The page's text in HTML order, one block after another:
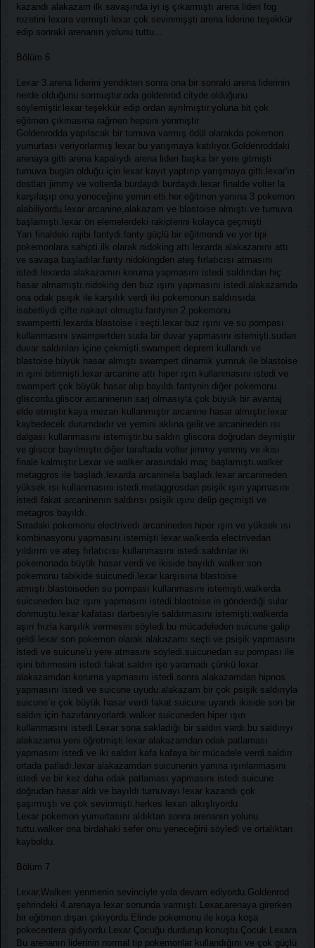
kazandı alakazam ilk savaşında iyi iş çıkarmıştı arena lideri fog
rozetini lexara vermişti lexar çok sevinmişşti arena liderine teşekkür
edip sonraki arenanın yolunu tuttu...
Bölüm 6
Lexar 3.arena liderini yendikten sonra ona bir sonraki arena liderinin
nerde olduğunu sormuştur.oda goldenrod cityde.olduğunu
söylemiştir.lexar teşekkür edip ordan ayrılmıştır.yoluna bit çok
eğitmen çıkmasına rağmen hepsini yenmiştir
Goldenrodda yapılacak bir turnuva varmış ödül olarakda pokemon
yumurtası veriyorlarmış lexar bu yarışmaya katılıyor.Goldenroddaki
arenaya gitti arena kapalıydı arena lideri başka bir yere gitmişti
turnuva bugün olduğu için lexar kayıt yaptırıp yarışmaya gitti.lexar'ın
dostları jimmy ve volterda burdaydı burdaydı.lexar finalde volter la
karşılaşıp onu yeneceğine yemin etti.her eğitmen yanına 3 pokemon
alabiliyordu.lexar arcanine,alakazam ve blastoise almıştı.ve turnuva
başlamıştı.lexar ön elemelerdeki rakiplerini kolayca geçmişti
Yarı finaldeki rajibi fantydi.fanty güçlü bir eğitmendi ve yer tipi
pokemonlara sahipti.ilk olarak nidoking attı.lexarda alakazanını attı
ve savaşa başladılar.fanty nidokingden ateş fırlatıcısı atmasını
istedi.lexarda alakazamın koruma yapmasını istedi saldırıdan hiç
hasar almamıştı.nidoking den buz ışını yapmasını istedi.alakazamda
ona odak psişik ile karşılık verdi iki pokemonun saldırısıda
isabetliydi.çifte nakavt olmuştu.fantynin 2.pokemonu
swampertti.lexarda blastoise i seçti.lexar buz ışını ve su pompası
kullanmasını swampertden suda bir duvar yapmasını istemişti.sudan
duvar saldırıları içine çekmişti.swampert deprem kullandı ve
blastoise büyük hasar almıştı swampert dinamik yumruk ile blastoise
in işini bitirmişti.lexar arcanine attı hiper ışın kullanmasını istedi ve
swampert çok büyük hasar alıp bayıldı.fantynin diğer pokemonu
gliscordu.gliscor arcaninenın sarj olmasıyla çok büyük bir avantaj
elde etmiştir.kaya mezarı kullanmıştır arcanine hasar almıştır.lexar
kaybedecek durumdadır ve yemini aklına gelir.ve arcanineden ısı
dalgası kullanmasını istemiştir.bu saldırı gliscora doğrudan deymiştir
ve gliscor bayılmıştır.diğer taraftada volter jimmy yenmiş ve ikisi
finale kalmıştır.Lexar ve walker arasındaki maç başlamıştı.walker
metaggros ile başladı.lexarda arcaninela başladı.lexar arcanineden
yüksek ısı kullanmasını istedi.metaggrosdan psişik ışın yapmasını
istedi.fakat arcaninenın saldırısı psişik ışını delip geçmişti ve
metagros bayıldı.
Sıradaki pokemonu electrivedı.arcanineden hiper ışın ve yüksek ısı
kombinasyonu yapmasını istemişti lexar.walkerda electrivedan
yıldırım ve ateş fırlatıcısı kullanmasını istedi.saldırılar iki
pokemonada büyük hasar verdi ve ikiside bayıldı.walker son
pokemonu tabikide suicunedi.lexar karşısına blastoise
atmıştı.blastoiseden su pompası kullanmasını istemişti.walkerda
suicuneden buz ışını yapmasını istedi.blastoise in gönderdiği sular
donmuştu.lexar kafatası darbesiyle saldırmasını istemişti.walkerda
aşırı hızla karşılık vermesini söyledi.bu mücadeleden suicune galip
geldi.lexar son pokemon olarak alakazamı seçti ve psişik yapmasını
istedi ve suicune'u yere atmasını söyledi.suicunedan su pompası ile
işini bitirmesini istedi.fakat saldırı işe yaramadı çünkü lexar
alakazamdan koruma yapmasını istedi.sonra alakazamdan hipnos
yapmasını istedi ve suicune uyudu.alakazam bir çok psişik saldırıyla
suicune`e çok büyük hasar verdi fakat suicune uyandı.ikiside son bir
saldırı için hazırlanıyorlardı.walker suicuneden hiper ışın
kullanmasını istedi.Lexar sona sakladığı bir saldırı vardı.bu saldırıyı
alakazama yeni öğretmişti.lexar alakazamdan odak patlaması
yapmasını istedi ve iki saldırı kafa kafaya bir mücadele verdi.saldırı
ortada patladı.lexar alakazamdan suicunenin yanına ışınlanmasını
istedi ve bir kez daha odak patlaması yapmasını istedi suicune
doğrudan hasar aldı ve bayıldı turnuvayı lexar kazandı çok
şaşırmıştı ve çok sevinmişti.herkes lexarı alkışlıyordu
Lexar pokemon yumurtasını aldıktan sonra arenanın yolunu
tuttu.walker ona birdahaki sefer onu yeneceğini söyledi ve ortalıktan
kayboldu.
Bölüm 7
Lexar,Walkerı yenmenin sevinciyle yola devam ediyordu.Goldenrod
şehrindeki 4.arenaya lexar sonunda varmıştı.Lexar,arenaya girerken
bir eğitmen dışarı çıkıyordu.Elinde pokemonu ile koşa koşa
pokecentera gidiyordu.Lexar Çocuğu durdurup konuştu.Çocuk Lexara
Bu arenanın liderinin normal tip pokemonlar kullandığını ve çok güçlü